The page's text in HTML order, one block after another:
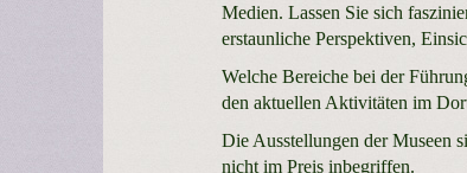
Medien. Lassen Sie sich
erstaunliche Perspektiven,
Welche Bereiche bei der
den aktuellen Aktivitäten im
Die Ausstellungen der Museen
nicht im Preis inbegriffen.